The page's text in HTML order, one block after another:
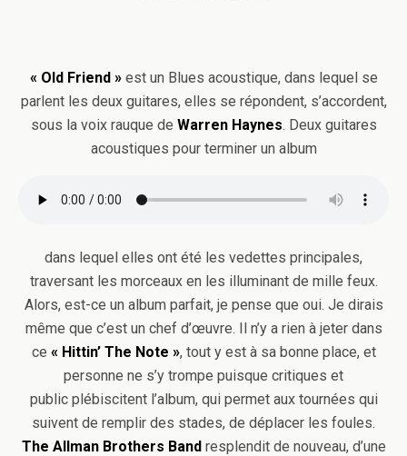
« Old Friend »est un Blues acoustique, dans lequel se
parlent les deux guitares, elles se répondent, s’accordent,
sous la voix rauque de Warren Haynes. Deux guitares
acoustiques pour terminer un album
dans lequel elles ont été les vedettes principales,
traversant les morceaux en les illuminant de mille feux.
Alors, est-ce un album parfait, je pense que oui. Je dirais
même que c’est un chef d’œuvre. Il n’y a rien à jeter dans
ce « Hittin’ The Note », tout y est à sa bonne place, et
personne ne s’y trompe puisque critiques et
public plébiscitent l’album, qui permet aux tournées qui
suivent de remplir des stades, de déplacer les foules.
The Allman Brothers Band resplendit de nouveau, d’une